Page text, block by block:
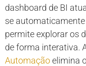
dashboard de BI
se automaticamente
permite explorar os
de forma interativa.
Automaçãoelimina